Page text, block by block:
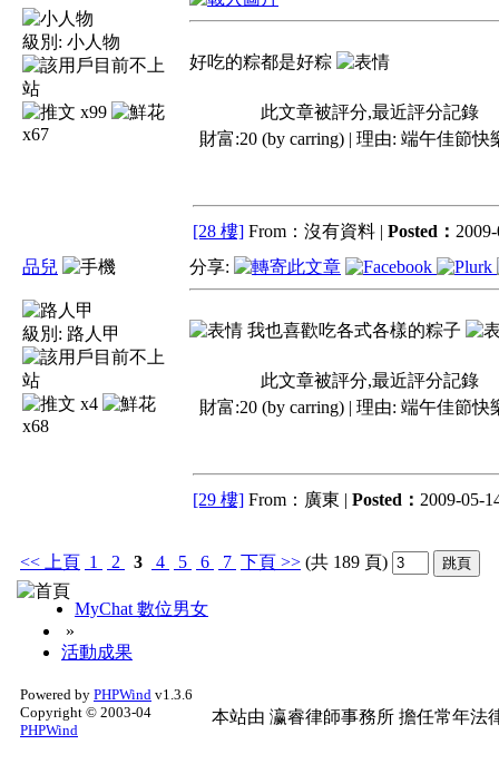
級別: 小人物
x99
x67
好吃的粽都是好粽
此文章被評分,最近評分記錄
財富:20 (by carring) | 理由: 端午佳節快
[28 樓] From：沒有資料 | Posted：
品兒
級別: 路人甲
x4
x68
分享:
我也喜歡吃各式各樣的粽子
此文章被評分,最近評分記錄
財富:20 (by carring) | 理由: 端午佳節快
[29 樓] From：廣東 | Posted： 2009-05-
<< 上頁 1 2 3 4 5 6 7 下頁 >> (共 189 頁)
MyChat 數位男女
»
活動成果
Powered by PHPWind v1.3.6
Copyright © 2003-04
PHPWind
本站由 瀛睿律師事務所 擔任常年法